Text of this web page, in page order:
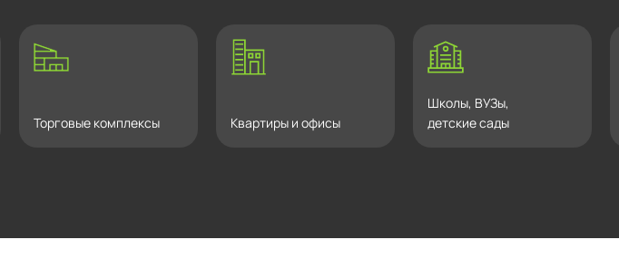
Торговые комплексы Квартиры и офисы
Школы, ВУЗы,
детские сады